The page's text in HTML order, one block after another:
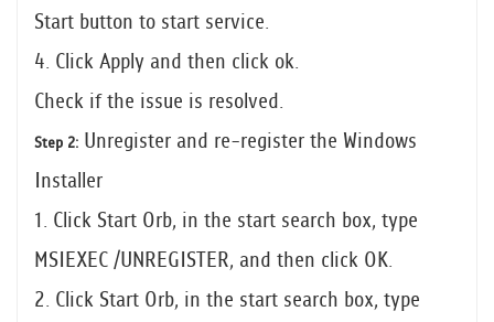
Start button to start service.
4. Click Apply and then click ok.
Check if the issue is resolved.
Step 2: Unregister and re-register the Windows
Installer
1. Click Start Orb, in the start search box, type
MSIEXEC /UNREGISTER, and then click OK.
2. Click Start Orb, in the start search box, type